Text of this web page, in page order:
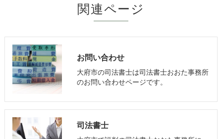
関連ページ
お問い合わせ
大府市の司法書士は司法書士おおた事務所
のお問い合わせページです。
司法書士